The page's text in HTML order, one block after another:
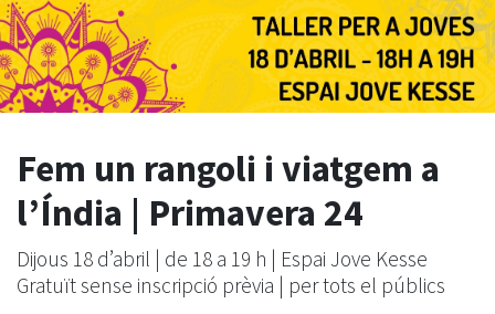
Fem un rangoli i viatgem a
l’Índia | Primavera 24
Dijous 18 d’abril | de 18 a 19 h | Espai Jove Kesse
Gratuït sense inscripció prèvia | per tots el públics